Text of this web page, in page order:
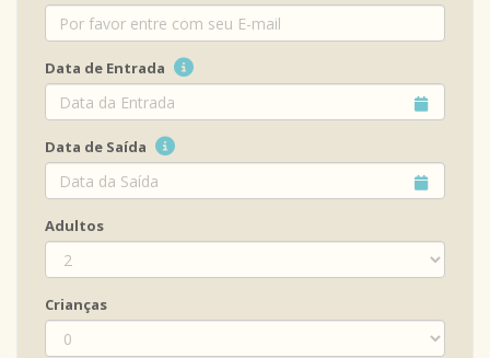
Data de Entrada
Data de Saída
Adultos
Crianças